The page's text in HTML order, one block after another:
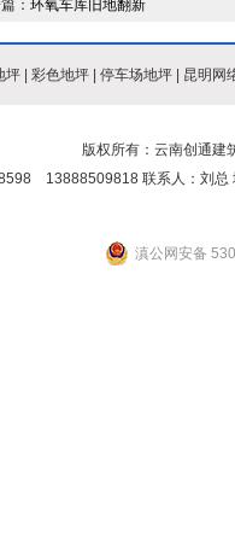
： 环氧车库旧地翻新
坪 彩色地坪 停车场地坪 昆明网
版权所有：云南创通建
13888509818 联系人：刘总
滇公网安备